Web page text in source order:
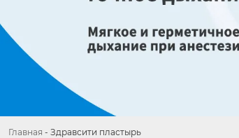
Главная - Здравсити пластырь